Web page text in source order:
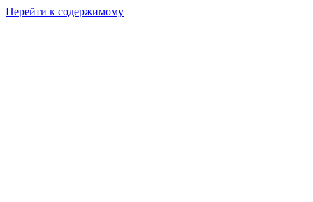
Перейти к содержимому